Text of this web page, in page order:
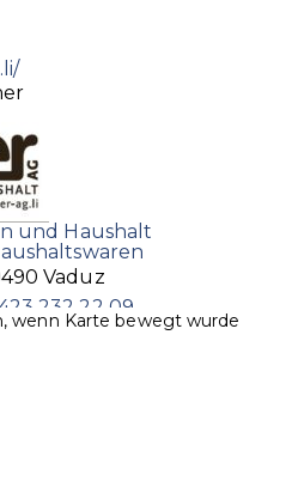
und Haushalt
Vaduz
232 22 09
wenn Karte bewegt wurde